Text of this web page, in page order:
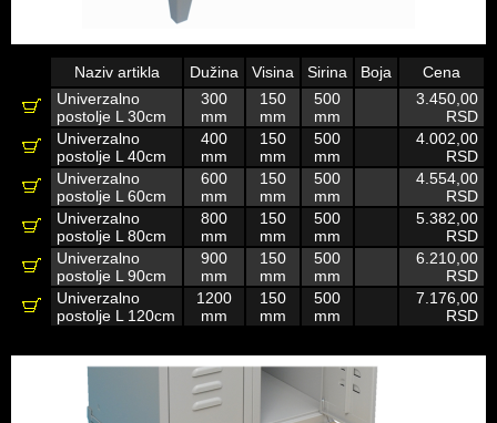
Naziv artikla Dužina Visina Sirina Boja
Cena
Univerzalno
postolje L 30cm
300
mm
150
mm
500
mm
3.450,00
RSD
Univerzalno
postolje L 40cm
400
mm
150
mm
500
mm
4.002,00
RSD
Univerzalno
postolje L 60cm
600
mm
150
mm
500
mm
4.554,00
RSD
Univerzalno
postolje L 80cm
800
mm
150
mm
500
mm
5.382,00
RSD
Univerzalno
postolje L 90cm
900
mm
150
mm
500
mm
6.210,00
RSD
Univerzalno
postolje L 120cm
1200
mm
150
mm
500
mm
7.176,00
RSD